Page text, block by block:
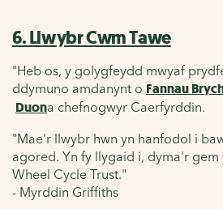
6. Llwybr Cwm Tawe
"Heb os, y golygfeydd mwyaf
ddymuno amdanynt o Fannau
Duona chefnogwyr Caerfyrddin.
"Mae'r llwybr hwn yn hanfodol i
agored. Yn fy llygaid i, dyma'r
Wheel Cycle Trust."
- Myrddin Griffiths